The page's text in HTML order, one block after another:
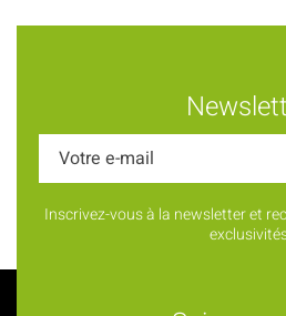
Inscrivez-vous à la newsletter et